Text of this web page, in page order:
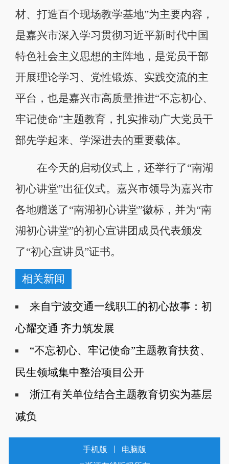
材、打造百个现场教学基地”为主要内容，
是嘉兴市深入学习贯彻习近平新时代中国
特色社会主义思想的主阵地，是党员干部
开展理论学习、党性锻炼、实践交流的主
平台，也是嘉兴市高质量推进“不忘初心、
牢记使命”主题教育，扎实推动广大党员干
部先学起来、学深进去的重要载体。
在今天的启动仪式上，还举行了“南湖
初心讲堂”出征仪式。嘉兴市领导为嘉兴市
各地赠送了“南湖初心讲堂”徽标，并为“南
湖初心讲堂”的初心宣讲团成员代表颁发
了“初心宣讲员”证书。
相关新闻
来自宁波交通一线职工的初心故事：初
心耀交通 齐力筑发展
“不忘初心、牢记使命”主题教育扶贫、
民生领域集中整治项目公开
浙江有关单位结合主题教育切实为基层
减负
手机版
电脑版